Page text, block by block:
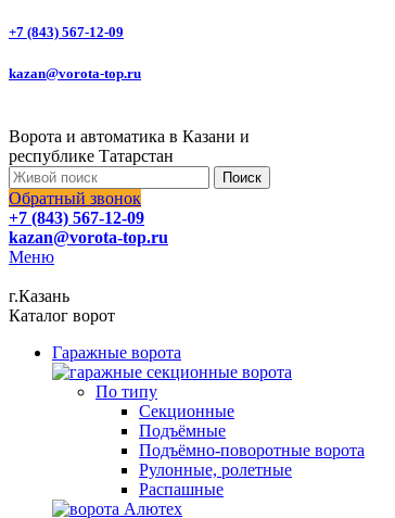
+7 (843) 567-12-09
kazan@vorota-top.ru
Ворота и автоматика в Казани и
республике Татарстан
Поиск
Обратный звонок
+7 (843) 567-12-09
kazan@vorota-top.ru
Меню
г.Казань
Каталог ворот
Гаражные ворота
По типу
Секционные
Подъёмные
Подъёмно-поворотные ворота
Рулонные, ролетные
Распашные